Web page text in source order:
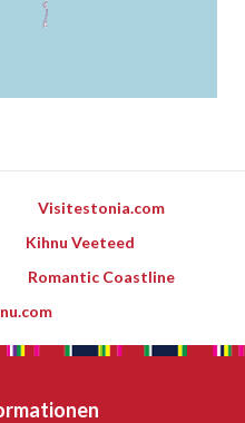
Visitestonia.com
Kihnu Veeteed
Romantic Coastline